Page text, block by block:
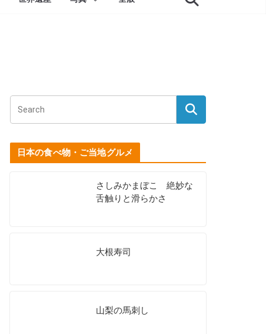
日本の食べ物・ご当地グルメ
さしみかまぼこ 絶妙な
舌触りと滑らかさ
大根寿司
山梨の馬刺し